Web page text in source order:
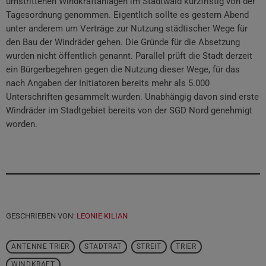
Tagesordnung genommen. Eigentlich sollte es gestern Abend
unter anderem um Verträge zur Nutzung städtischer Wege für
den Bau der Windräder gehen. Die Gründe für die Absetzung
wurden nicht öffentlich genannt. Parallel prüft die Stadt derzeit
ein Bürgerbegehren gegen die Nutzung dieser Wege, für das
nach Angaben der Initiatoren bereits mehr als 5.000
Unterschriften gesammelt wurden. Unabhängig davon sind erste
Windräder im Stadtgebiet bereits von der SGD Nord genehmigt
worden.
GESCHRIEBEN VON: LEONIE KILIAN
ANTENNE TRIER STADTRAT STREIT TRIER